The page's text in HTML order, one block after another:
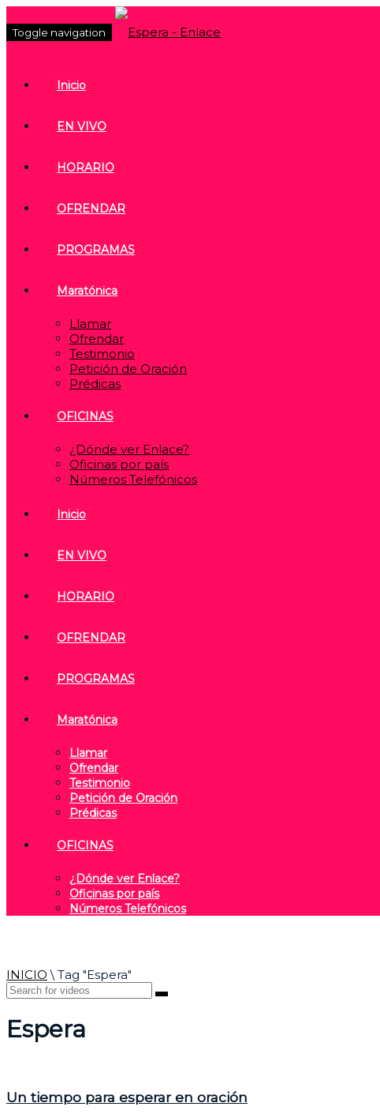
Toggle navigation
Inicio
EN VIVO
HORARIO
OFRENDAR
PROGRAMAS
Maratónica
Llamar
Ofrendar
Testimonio
Petición de Oración
Prédicas
OFICINAS
¿Dónde ver Enlace?
Oficinas por país
Números Telefónicos
Inicio
EN VIVO
HORARIO
OFRENDAR
PROGRAMAS
Maratónica
Llamar
Ofrendar
Testimonio
Petición de Oración
Prédicas
OFICINAS
¿Dónde ver Enlace?
Oficinas por país
Números Telefónicos
INICIO \ Tag "Espera"
Espera
Un tiempo para esperar en oración